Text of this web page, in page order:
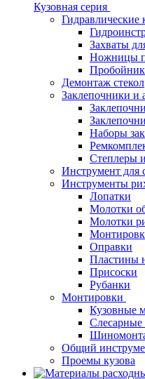
Кузовная серия
Гидравлические
Захваты
Ножницы
Демонтаж стекол
Заклепочники и
Наборы
Степлеры
Инструмент для
Инструменты
Лопатки
Молотки
Молотки
Оправки
Пластины
Присоски
Рубанки
Монтировки
Кузовные
Общий
Проемы кузова